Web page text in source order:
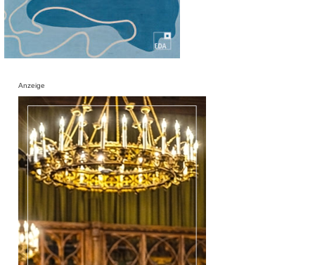
Anzeige